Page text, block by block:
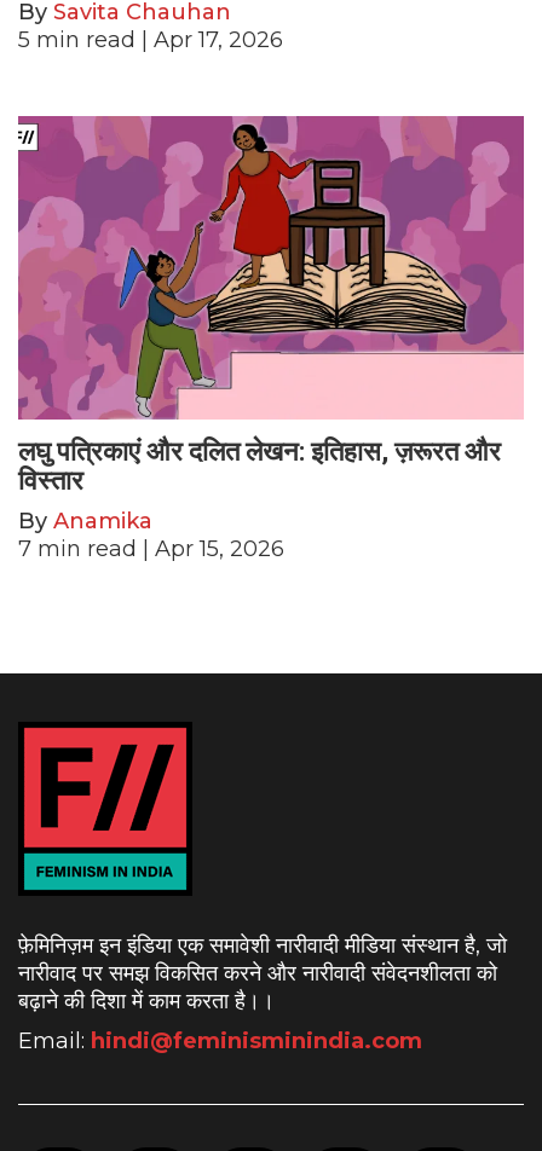
By Savita Chauhan
5 min read | Apr 17, 2026
लघु पत्रिकाएं और दलित लेखन: इतिहास, ज़रूरत और
विस्तार
By Anamika
7 min read | Apr 15, 2026
फ़ेमिनिज़म इन इंडिया एक समावेशी नारीवादी मीडिया संस्थान है, जो
नारीवाद पर समझ विकसित करने और नारीवादी संवेदनशीलता को
बढ़ाने की दिशा में काम करता है। ।
Email: hindi@feminisminindia.com